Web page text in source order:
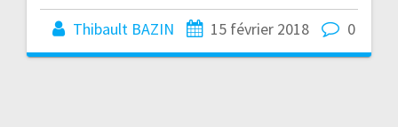
Thibault BAZIN 15 février 2018 0